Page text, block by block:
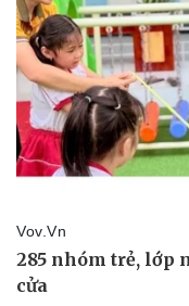
Sức khỏe
Dinh dưỡng - món ngon
Cây thuốc
Nhi khoa
Nam khoa
Làm đẹp - giảm cân
Phòng mạch online